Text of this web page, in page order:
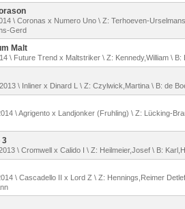
\ Coronas x Numero Uno \ Z: Terhoeven-
Gerd
Malt
\ Future Trend x Maltstriker \ Z: Kennedy,William \ B:
\ Inliner x Dinard L \ Z: Czylwick,Martina \ B: de
\ Agrigento x Landjonker (Fruhling) \ Z: Lücking-
3
\ Cromwell x Calido I \ Z: Heilmeier,Josef \ B:
\ Cascadello II x Lord Z \ Z: Hennings,Reimer